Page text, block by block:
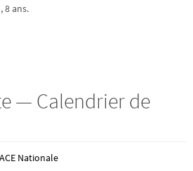
8 ans.
— Calendrier de
Nationale